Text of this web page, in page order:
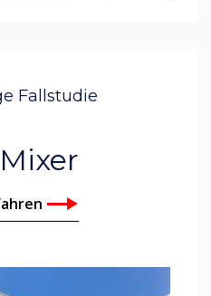
Fallstudie